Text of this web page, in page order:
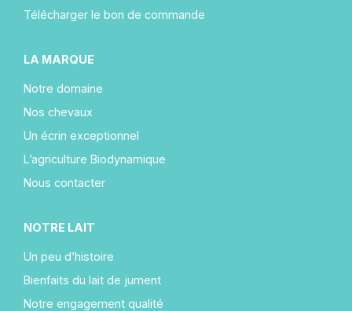
Télécharger le bon de commande
LA MARQUE
Notre domaine
Nos chevaux
Un écrin exceptionnel
L’agriculture Biodynamique
Nous contacter
NOTRE LAIT
Un peu d’histoire
Bienfaits du lait de jument
Notre engagement qualité